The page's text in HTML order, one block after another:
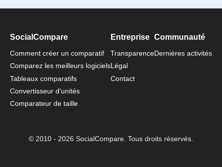
SocialCompare
Comment créer un comparatif
Comparez les meilleurs logiciels
Tableaux comparatifs
Convertisseur d'unités
Comparateur de taille
Entreprise
Transparence
Légal
Contact
Communauté
Dernières activités
© 2010 - 2026 SocialCompare. Tous droits réservés.